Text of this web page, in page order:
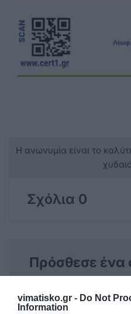
vimatisko.gr - Do Not
Information
Η ανωνυμία είναι το
Σχόλια 0
Πρόσθεσε ένα